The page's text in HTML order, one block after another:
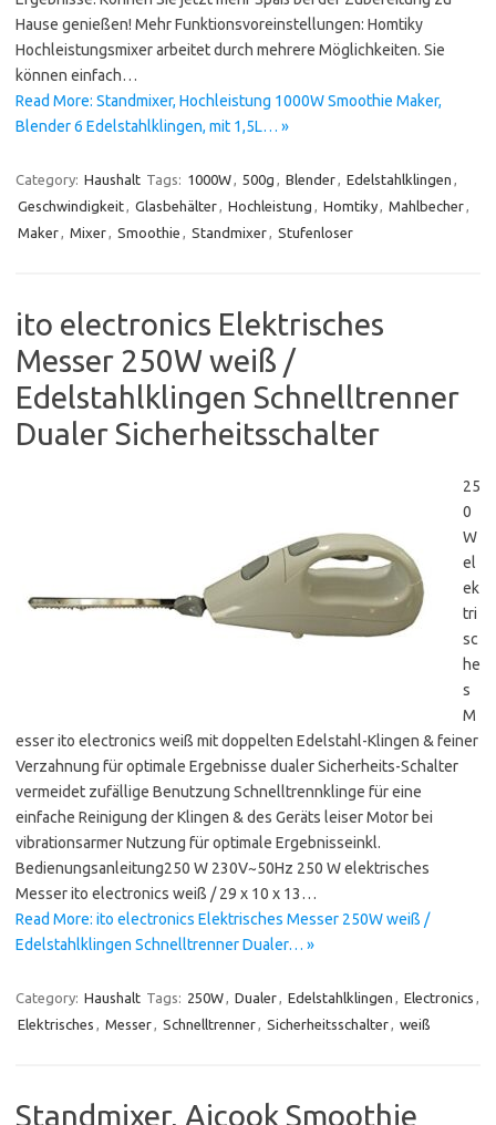
Hause genießen! Mehr Funktionsvoreinstellungen: Homtiky
Hochleistungsmixer arbeitet durch mehrere Möglichkeiten. Sie
können einfach…
Read More: Standmixer, Hochleistung 1000W Smoothie Maker,
Blender 6 Edelstahlklingen, mit 1,5L… »
Category: Haushalt Tags: 1000W, 500g , Blender, Edelstahlklingen ,
Geschwindigkeit, Glasbehälter, Hochleistung , Homtiky, Mahlbecher,
Maker, Mixer, Smoothie , Standmixer, Stufenloser
ito electronics Elektrisches
Messer 250W weiß /
Edelstahlklingen Schnelltrenner
Dualer Sicherheitsschalter
25
0
W
el
ek
tri
sc
he
s
M
esser ito electronics weiß mit doppelten Edelstahl-Klingen & feiner
Verzahnung für optimale Ergebnisse dualer Sicherheits-Schalter
vermeidet zufällige Benutzung Schnelltrennklinge für eine
einfache Reinigung der Klingen & des Geräts leiser Motor bei
vibrationsarmer Nutzung für optimale Ergebnisseinkl.
Bedienungsanleitung250 W 230V~50Hz 250 W elektrisches
Messer ito electronics weiß / 29 x 10 x 13…
Read More: ito electronics Elektrisches Messer 250W weiß /
Edelstahlklingen Schnelltrenner Dualer… »
Category: Haushalt Tags: 250W, Dualer, Edelstahlklingen , Electronics ,
Elektrisches , Messer, Schnelltrenner, Sicherheitsschalter, weiß
Standmixer, Aicook Smoothie